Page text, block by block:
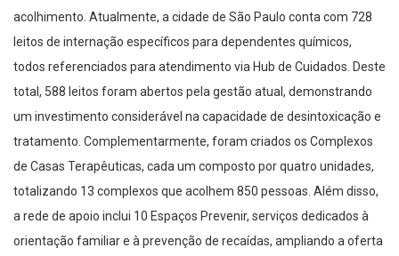
acolhimento. Atualmente, a cidade de São Paulo conta com 728
leitos de internação específicos para dependentes químicos,
todos referenciados para atendimento via Hub de Cuidados. Deste
total, 588 leitos foram abertos pela gestão atual, demonstrando
um investimento considerável na capacidade de desintoxicação e
tratamento. Complementarmente, foram criados os Complexos
de Casas Terapêuticas, cada um composto por quatro unidades,
totalizando 13 complexos que acolhem 850 pessoas. Além disso,
a rede de apoio inclui 10 Espaços Prevenir, serviços dedicados à
orientação familiar e à prevenção de recaídas, ampliando a oferta